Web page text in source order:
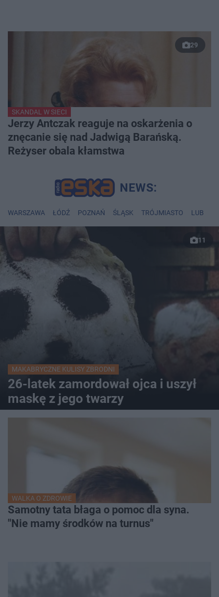
29
SKANDAL W SIECI
Jerzy Antczak reaguje na oskarżenia o
znęcanie się nad Jadwigą Barańską.
Reżyser obala kłamstwa
WARSZAWA ŁÓDŹ POZNAŃ ŚLĄSK TRÓJMIASTO LUBLIN
11
MAKABRYCZNE KULISY ZBRODNI
26-latek zamordował ojca i uszył
maskę z jego twarzy
WALKA O ZDROWIE
Samotny tata błaga o pomoc dla syna.
"Nie mamy środków na turnus"